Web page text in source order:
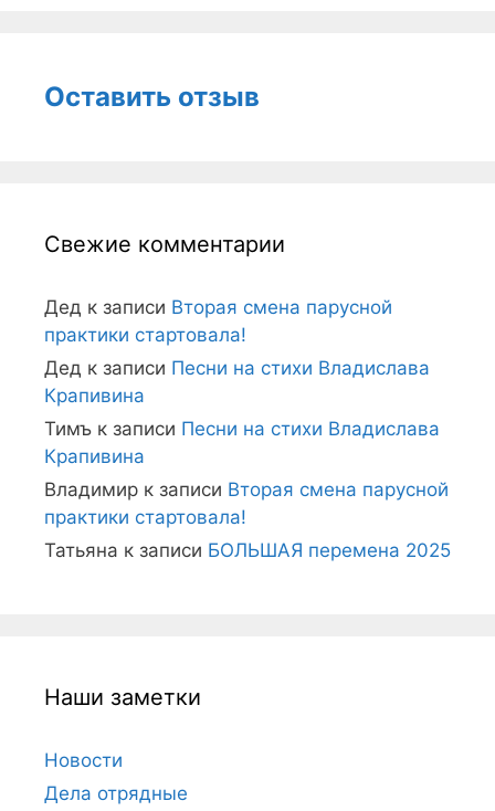
Оставить отзыв
Свежие комментарии
Дед к записи Вторая смена парусной
практики стартовала!
Дед к записи Песни на стихи Владислава
Крапивина
Тимъ к записи Песни на стихи Владислава
Крапивина
Владимир к записи Вторая смена парусной
практики стартовала!
Татьяна к записи БОЛЬШАЯ перемена 2025
Наши заметки
Новости
Дела отрядные